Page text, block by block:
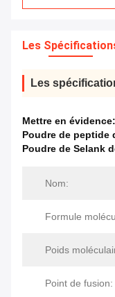
Les
Les
Mettre en évidence:
Poudre de peptide
Poudre de Selank
Nom:
Formule
Poids
Point de fusion: